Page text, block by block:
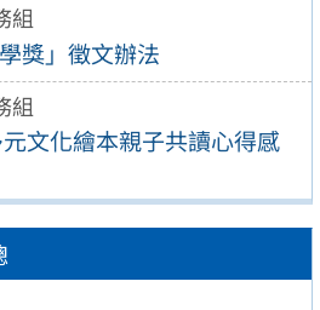
組
獎」徵文辦法
組
文化繪本親子共讀心得感